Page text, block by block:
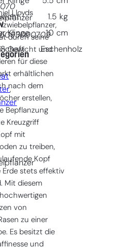
Lloyds
durch seine
Gewicht und
für diese
erhältlichen
nach dem
erstellen,
Bepflanzung
Kreuzgriff
mit
zu treiben,
Kopf
Erde stets effektiv
Mit diesem
von
zu einer
Es besitzt die
und
1.5 kg
Klinge 10 cm
Eschenholz
,